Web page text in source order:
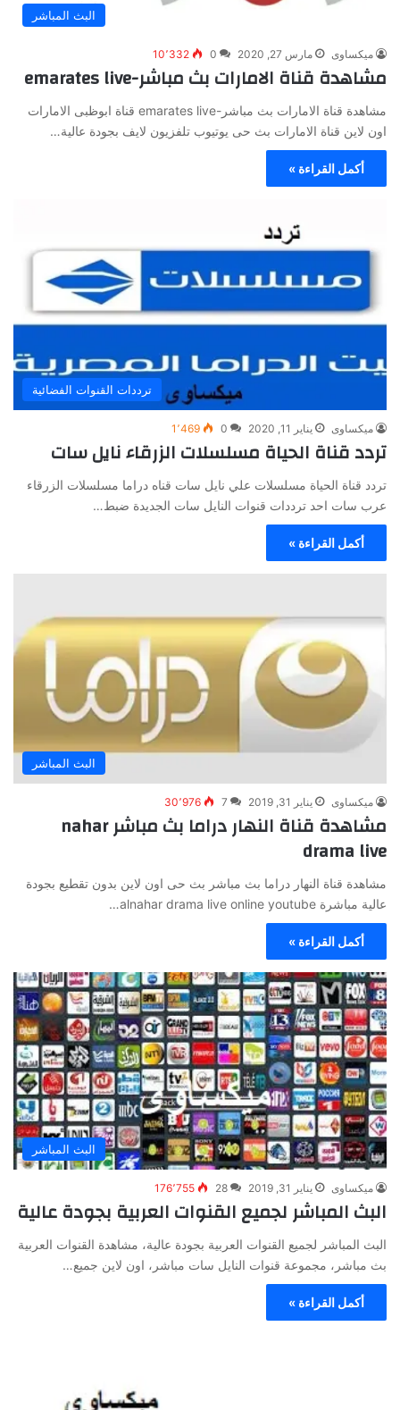
البث المباشر
ميكساوى مارس 27, 2020 0 10٬332
مشاهدة قناة الامارات بث مباشر-emarates live
مشاهدة قناة الامارات بث مباشر-emarates live قناة ابوظبى الامارات
اون لاين قناة الامارات بث حى يوتيوب تلفزيون لايف بجودة عالية…
أكمل القراءة »
ترددات القنوات الفضائية
ميكساوى يناير 11, 2020 0 1٬469
تردد قناة الحياة مسلسلات الزرقاء نايل سات
تردد قناة الحياة مسلسلات علي نايل سات قناه دراما مسلسلات الزرقاء
عرب سات احد ترددات قنوات النايل سات الجديدة ضبط…
أكمل القراءة »
البث المباشر
ميكساوى يناير 31, 2019 7 30٬976
مشاهدة قناة النهار دراما بث مباشر nahar
drama live
مشاهدة قناة النهار دراما بث مباشر بث حى اون لاين بدون تقطيع بجودة
عالية مباشرة alnahar drama live online youtube…
أكمل القراءة »
البث المباشر
ميكساوى يناير 31, 2019 28 176٬755
البث المباشر لجميع القنوات العربية بجودة عالية
البث المباشر لجميع القنوات العربية بجودة عالية، مشاهدة القنوات العربية
بث مباشر، مجموعة قنوات النايل سات مباشر، اون لاين جميع…
أكمل القراءة »